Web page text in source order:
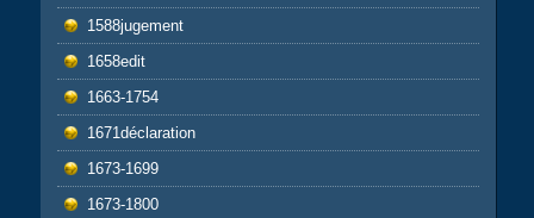
1588jugement
1658edit
1663-1754
1671déclaration
1673-1699
1673-1800